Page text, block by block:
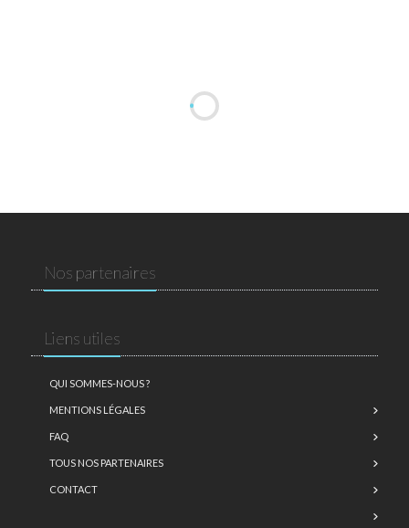
Nos partenaires
Liens utiles
QUI SOMMES-NOUS ?
MENTIONS LÉGALES
FAQ
TOUS NOS PARTENAIRES
CONTACT